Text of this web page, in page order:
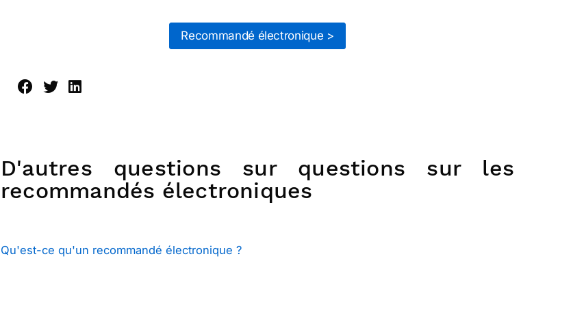
Recommandé électronique >
D'autres questions sur questions sur les
recommandés électroniques
Qu'est-ce qu'un recommandé électronique ?